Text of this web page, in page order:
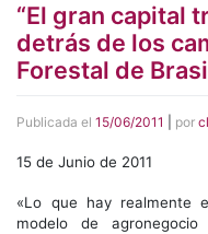
“El gran capital
detrás de los
Forestal de
Publicada el 15/06/2011 por
15 de Junio de 2011
«Lo que hay realmente
modelo de